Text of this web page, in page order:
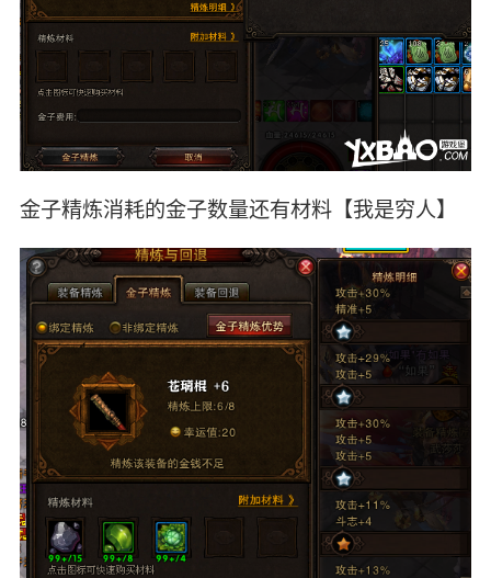
金子精炼消耗的金子数量还有材料【我是穷人】